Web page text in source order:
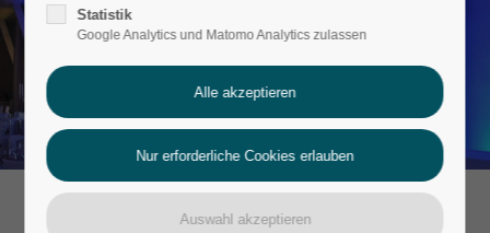
Register|Lost your password?
Support
Statistik
Google Analytics und Matomo Analytics zulassen